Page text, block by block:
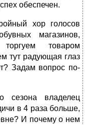
обеспечен.
хор голосов
магазинов,
товаром
тут радующая глаз
Задам вопрос по-
сезона владелец
в 4 раза больше,
И почему о нем